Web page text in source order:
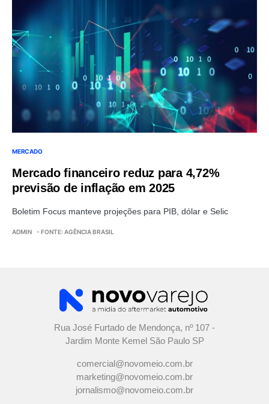
MERCADO
Mercado financeiro reduz para 4,72%
previsão de inflação em 2025
Boletim Focus manteve projeções para PIB, dólar e Selic
ADMIN - FONTE: AGÊNCIA BRASIL
Rua José Furtado de Mendonça, nº 107 -
Jardim Monte Kemel São Paulo SP
comercial@novomeio.com.br
marketing@novomeio.com.br
jornalismo@novomeio.com.br